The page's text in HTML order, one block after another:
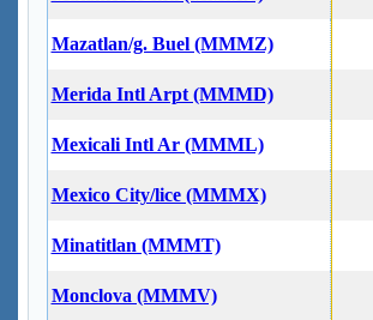
Mazatlan/g. Buel (MMMZ)
Merida Intl Arpt (MMMD)
Mexicali Intl Ar (MMML)
Mexico City/lice (MMMX)
Minatitlan (MMMT)
Monclova (MMMV)